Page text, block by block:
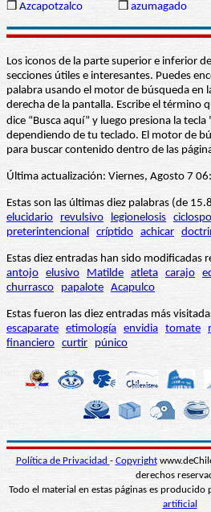
❒ Azcapotzalco ❒ azumagado
Los iconos de la parte superior e inferior
secciones útiles e interesantes. Puedes
palabra usando el motor de búsqueda en
derecha de la pantalla. Escribe el término
dice “Busca aquí” y luego presiona la
dependiendo de tu teclado. El motor de
para buscar contenido dentro de las
Última actualización: Viernes, Agosto 7
Estas son las últimas diez palabras (de
elucidario
revulsivo legionelosis
preterintencional críptido achicar
Estas diez entradas han sido modificadas
antojo elusivo Matilde atleta carajo
churrasco
papalote Acapulco
Estas fueron las diez entradas más
escaparate etimología envidia tomate
financiero curtir púnico
Política de Privacidad - Copyright
derechos
Todo el material en estas páginas es producido
artificial